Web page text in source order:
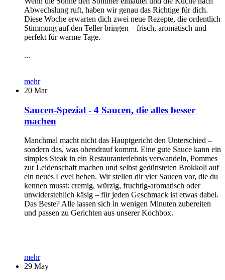
Abwechslung ruft, haben wir genau das Richtige für dich.
Diese Woche erwarten dich zwei neue Rezepte, die ordentlich
Stimmung auf den Teller bringen – frisch, aromatisch und
perfekt für warme Tage.
...
mehr
20 Mar
Saucen-Spezial - 4 Saucen, die alles besser
machen
Manchmal macht nicht das Hauptgericht den Unterschied –
sondern das, was obendrauf kommt. Eine gute Sauce kann ein
simples Steak in ein Restauranterlebnis verwandeln, Pommes
zur Leidenschaft machen und selbst gedünsteten Brokkoli auf
ein neues Level heben. Wir stellen dir vier Saucen vor, die du
kennen musst: cremig, würzig, fruchtig-aromatisch oder
unwiderstehlich käsig – für jeden Geschmack ist etwas dabei.
Das Beste? Alle lassen sich in wenigen Minuten zubereiten
und passen zu Gerichten aus unserer Kochbox.
mehr
29 May